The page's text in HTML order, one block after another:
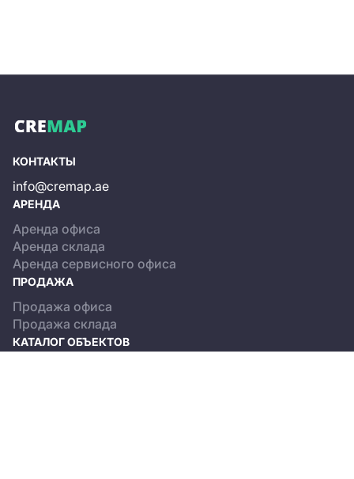
КОНТАКТЫ
info@cremap.ae
АРЕНДА
Аренда офиса
Аренда склада
Аренда сервисного офиса
ПРОДАЖА
Продажа офиса
Продажа склада
КАТАЛОГ ОБЪЕКТОВ